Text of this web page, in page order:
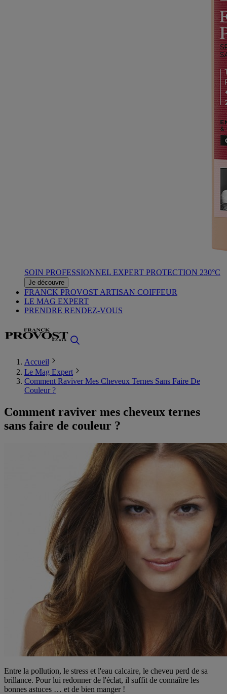
SOIN PROFESSIONNEL EXPERT PROTECTION 230°C
Je découvre
FRANCK PROVOST ARTISAN COIFFEUR
LE MAG EXPERT
PRENDRE RENDEZ-VOUS
Accueil
Le Mag Expert
Comment Raviver Mes Cheveux Ternes Sans Faire De
Couleur ?
Comment raviver mes cheveux ternes
sans faire de couleur ?
Entre la pollution, le stress et l'eau calcaire, le cheveu perd de sa
brillance. Pour lui redonner de l'éclat, il suffit de connaître les
bonnes astuces … et de bien manger !